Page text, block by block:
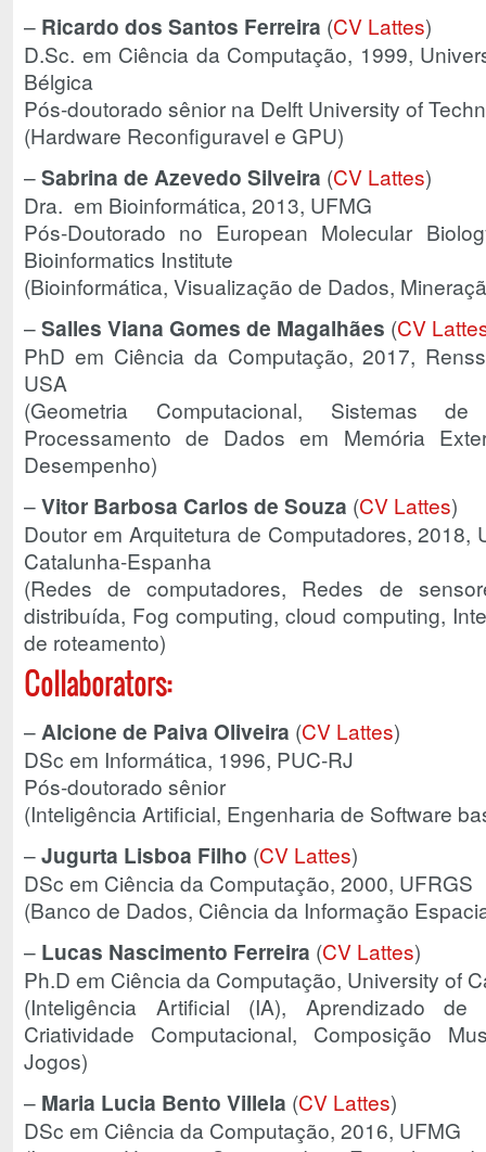
– Ricardo dos Santos Ferreira (CV Lattes)
D.Sc. em Ciência da Computação, 1999,
Bélgica
Pós-doutorado sênior na Delft University of
(Hardware Reconfiguravel e GPU)
–Sabrina de Azevedo Silveira (CV Lattes)
Dra. em Bioinformática, 2013, UFMG
Pós-Doutorado no European Molecular
Bioinformatics Institute
(Bioinformática, Visualização de Dados,
–Salles Viana Gomes de Magalhães (CV
PhD em Ciência da Computação, 2017,
USA
(Geometria Computacional, Sistemas de
Processamento de Dados em Memória
Desempenho)
–Vitor Barbosa Carlos de Souza (CV Lattes)
Doutor em Arquitetura de Computadores, 2018,
Catalunha-Espanha
(Redes de computadores, Redes de
distribuída, Fog computing, cloud computing,
de roteamento)
Collaborators:
–Alcione de Paiva Oliveira (CV Lattes)
DSc em Informática, 1996, PUC-RJ
Pós-doutorado sênior
(Inteligência Artificial, Engenharia de Software
–Jugurta Lisboa Filho (CV Lattes)
DSc em Ciência da Computação, 2000, UFRGS
(Banco de Dados, Ciência da Informação
– Lucas Nascimento Ferreira (CV Lattes)
Ph.D em Ciência da Computação, University of
(Inteligência Artificial (IA), Aprendizado de
Criatividade Computacional, Composição
Jogos)
– Maria Lucia Bento Villela (CV Lattes)
DSc em Ciência da Computação, 2016, UFMG